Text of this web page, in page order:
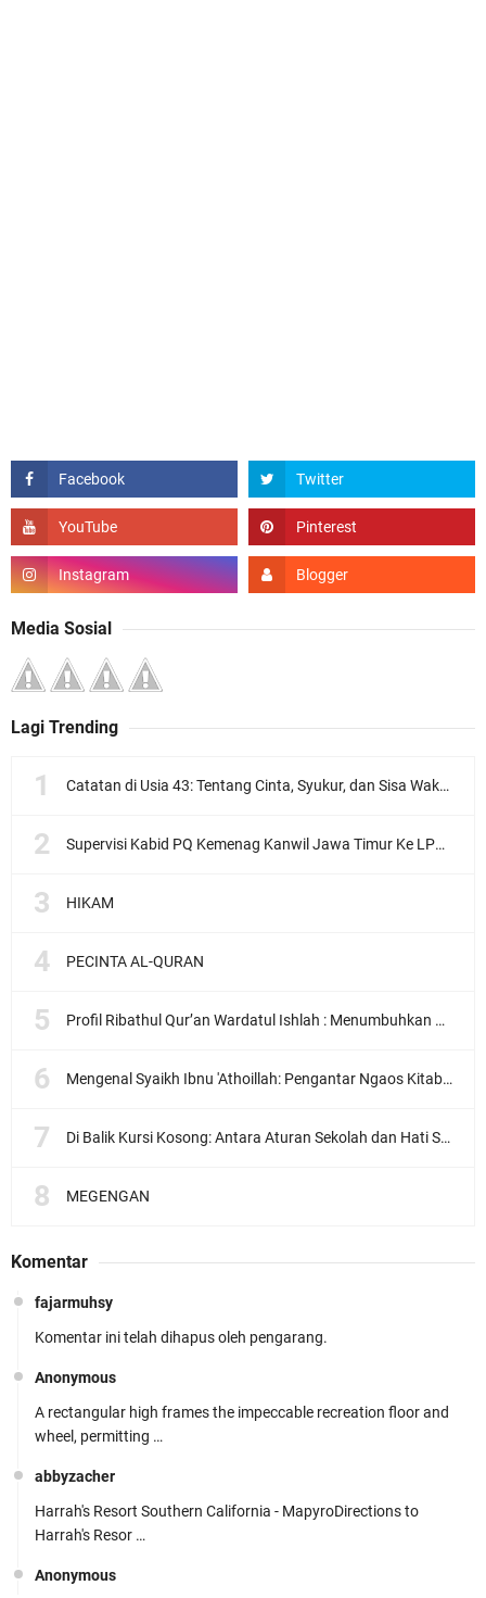
Media Sosial
Lagi Trending
Catatan di Usia 43: Tentang Cinta, Syukur, dan Sisa Waktu Kita
Supervisi Kabid PQ Kemenag Kanwil Jawa Timur Ke LPQ Wardatul Ishlah
HIKAM
PECINTA AL-QURAN
Profil Ribathul Qur’an Wardatul Ishlah : Menumbuhkan Generasi Qur’ani yang Berkarakter dan Berdaya Guna
Mengenal Syaikh Ibnu 'Athoillah: Pengantar Ngaos Kitab Tajul 'Arus
Di Balik Kursi Kosong: Antara Aturan Sekolah dan Hati Seorang Murid
MEGENGAN
Komentar
fajarmuhsy
Komentar ini telah dihapus oleh pengarang.
Anonymous
A rectangular high frames the impeccable recreation floor and
wheel, permitting …
abbyzacher
Harrah's Resort Southern California - MapyroDirections to
Harrah's Resor …
Anonymous